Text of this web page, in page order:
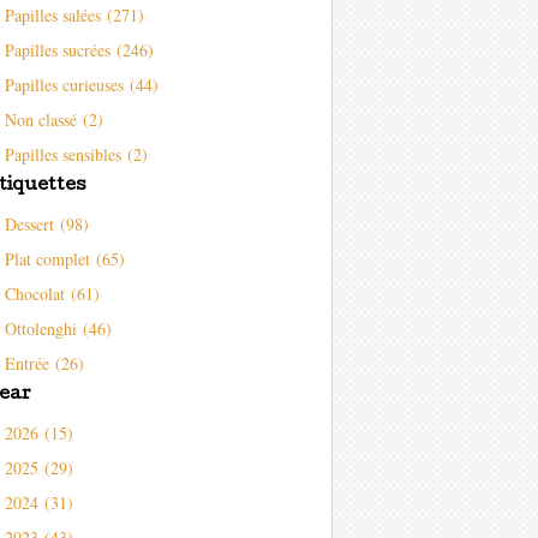
Papilles salées (271)
Papilles sucrées (246)
Papilles curieuses (44)
Non classé (2)
Papilles sensibles (2)
Dessert (98)
Plat complet (65)
Chocolat (61)
Ottolenghi (46)
Entrée (26)
2026 (15)
2025 (29)
2024 (31)